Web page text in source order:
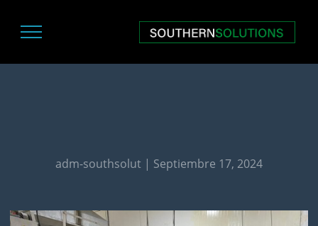
adm-southsolut | Septiembre 17, 2024